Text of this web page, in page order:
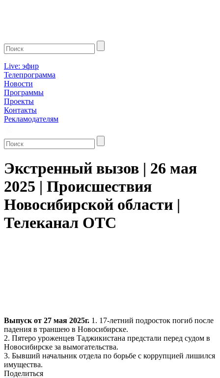
Live: эфир
Телепрограмма
Новости
Программы
Проекты
Контакты
Рекламодателям
Экстренный вызов | 26 мая
2025 | Происшествия
Новосибирской области |
Телеканал ОТС
Выпуск от 27 мая 2025г. 1. 17-летний подросток погиб после
падения в траншею в Новосибирске.
2. Пятеро уроженцев Таджикистана предстали перед судом в
Новосибирске за вымогательства.
3. Бывший начальник отдела по борьбе с коррупцией лишился
имущества.
Поделиться